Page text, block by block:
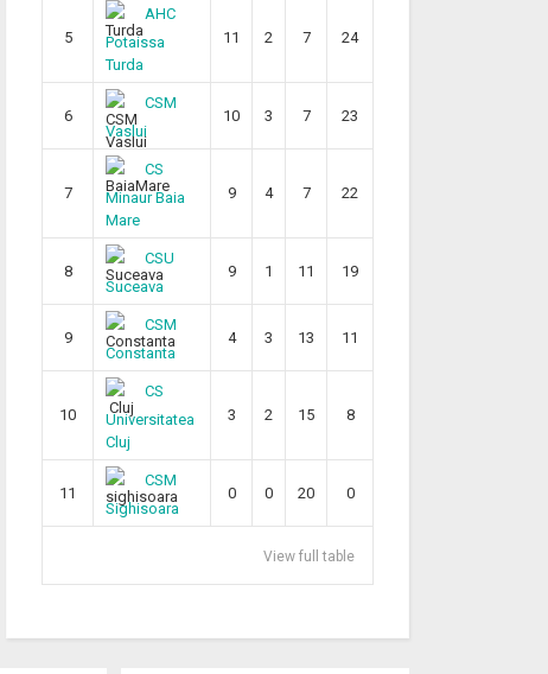
5
AHC
Potaissa
Turda
11 2 7 24
6
CSM
Vaslui
10 3 7 23
7
CS
Minaur Baia
Mare
9 4 7 22
8
CSU
Suceava
9 1 11 19
9
CSM
Constanta
4 3 13 11
10
CS
Universitatea
Cluj
3 2 15 8
11
CSM
Sighisoara
0 0 20 0
View full table